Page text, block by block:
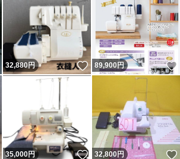
いいね！
32,880円 いいね！
89,900 円
いいね！
35,000円 いいね！
32,800円